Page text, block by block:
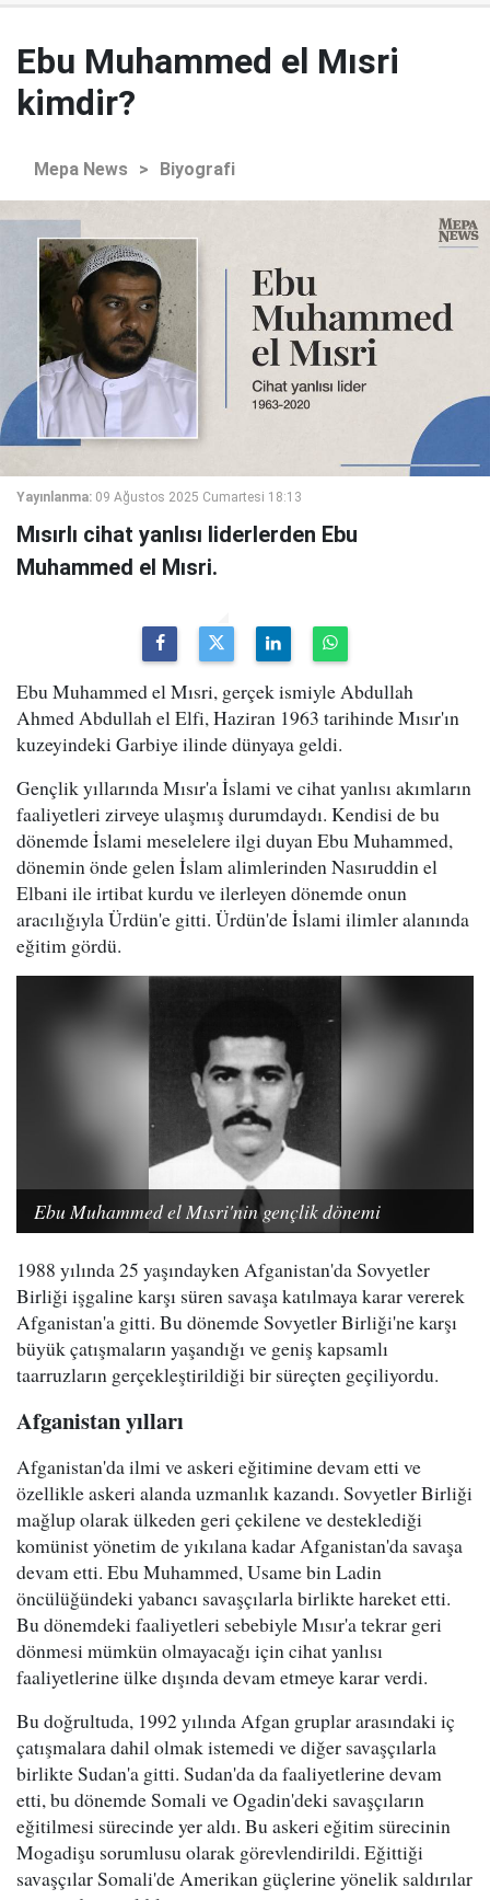
Ebu Muhammed el Mısri
kimdir?
Mepa News > Biyografi
Yayınlanma: 09 Ağustos 2025 Cumartesi 18:13
Mısırlı cihat yanlısı liderlerden Ebu
Muhammed el Mısri.
Ebu Muhammed el Mısri, gerçek ismiyle Abdullah
Ahmed Abdullah el Elfi, Haziran 1963 tarihinde Mısır'ın
kuzeyindeki Garbiye ilinde dünyaya geldi.
Gençlik yıllarında Mısır'a İslami ve cihat yanlısı akımların
faaliyetleri zirveye ulaşmış durumdaydı. Kendisi de bu
dönemde İslami meselelere ilgi duyan Ebu Muhammed,
dönemin önde gelen İslam alimlerinden Nasıruddin el
Elbani ile irtibat kurdu ve ilerleyen dönemde onun
aracılığıyla Ürdün'e gitti. Ürdün'de İslami ilimler alanında
eğitim gördü.
Ebu Muhammed el Mısri'nin gençlik dönemi
1988 yılında 25 yaşındayken Afganistan'da Sovyetler
Birliği işgaline karşı süren savaşa katılmaya karar vererek
Afganistan'a gitti. Bu dönemde Sovyetler Birliği'ne karşı
büyük çatışmaların yaşandığı ve geniş kapsamlı
taarruzların gerçekleştirildiği bir süreçten geçiliyordu.
Afganistan yılları
Afganistan'da ilmi ve askeri eğitimine devam etti ve
özellikle askeri alanda uzmanlık kazandı. Sovyetler Birliği
mağlup olarak ülkeden geri çekilene ve desteklediği
komünist yönetim de yıkılana kadar Afganistan'da savaşa
devam etti. Ebu Muhammed, Usame bin Ladin
öncülüğündeki yabancı savaşçılarla birlikte hareket etti.
Bu dönemdeki faaliyetleri sebebiyle Mısır'a tekrar geri
dönmesi mümkün olmayacağı için cihat yanlısı
faaliyetlerine ülke dışında devam etmeye karar verdi.
Bu doğrultuda, 1992 yılında Afgan gruplar arasındaki iç
çatışmalara dahil olmak istemedi ve diğer savaşçılarla
birlikte Sudan'a gitti. Sudan'da da faaliyetlerine devam
etti, bu dönemde Somali ve Ogadin'deki savaşçıların
eğitilmesi sürecinde yer aldı. Bu askeri eğitim sürecinin
Mogadişu sorumlusu olarak görevlendirildi. Eğittiği
savaşçılar Somali'de Amerikan güçlerine yönelik saldırılar